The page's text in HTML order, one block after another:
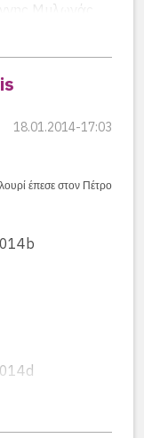
Dr. Marcus
– Άννα
–
Μυλωνάς,
το τρίτο
πολλές
αγόρασαν τους
συλλόγου.
ο
απόφοιτος
18.01.2014-17:03
έπεσε στον Πέτρο